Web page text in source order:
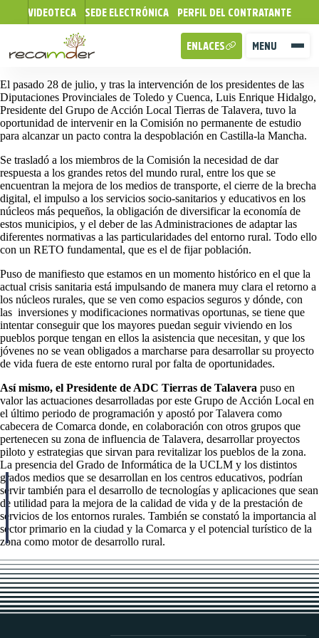
VIDEOTECA SEDE ELECTRÓNICA PERFIL DEL CONTRATANTE
MENU
ENLACES
El pasado 28 de julio, y tras la intervención de los presidentes de las
Diputaciones Provinciales de Toledo y Cuenca, Luis Enrique Hidalgo,
Presidente del Grupo de Acción Local Tierras de Talavera, tuvo la
oportunidad de intervenir en la Comisión no permanente de estudio
para alcanzar un pacto contra la despoblación en Castilla-la Mancha.
Se trasladó a los miembros de la Comisión la necesidad de dar
respuesta a los grandes retos del mundo rural, entre los que se
encuentran la mejora de los medios de transporte, el cierre de la brecha
digital, el impulso a los servicios socio-sanitarios y educativos en los
núcleos más pequeños, la obligación de diversificar la economía de
estos municipios, y el deber de las Administraciones de adaptar las
diferentes normativas a las particularidades del entorno rural. Todo ello
con un RETO fundamental, que es el de fijar población.
Puso de manifiesto que estamos en un momento histórico en el que la
actual crisis sanitaria está impulsando de manera muy clara el retorno a
los núcleos rurales, que se ven como espacios seguros y dónde, con
las inversiones y modificaciones normativas oportunas, se tiene que
intentar conseguir que los mayores puedan seguir viviendo en los
pueblos porque tengan en ellos la asistencia que necesitan, y que los
jóvenes no se vean obligados a marcharse para desarrollar su proyecto
de vida fuera de este entorno rural por falta de oportunidades.
Así mismo, el Presidente de ADC Tierras de Talavera puso en
valor las actuaciones desarrolladas por este Grupo de Acción Local en
el último periodo de programación y apostó por Talavera como
cabecera de Comarca donde, en colaboración con otros grupos que
pertenecen su zona de influencia de Talavera, desarrollar proyectos
piloto y estrategias que sirvan para revitalizar los pueblos de la zona.
La presencia del Grado de Informática de la UCLM y los distintos
grados medios que se desarrollan en los centros educativos, podrían
servir también para el desarrollo de tecnologías y aplicaciones que sean
de utilidad para la mejora de la calidad de vida y de la prestación de
servicios de los entornos rurales. También se constató la importancia al
sector primario en la ciudad y la Comarca y el potencial turístico de la
zona como motor de desarrollo rural.